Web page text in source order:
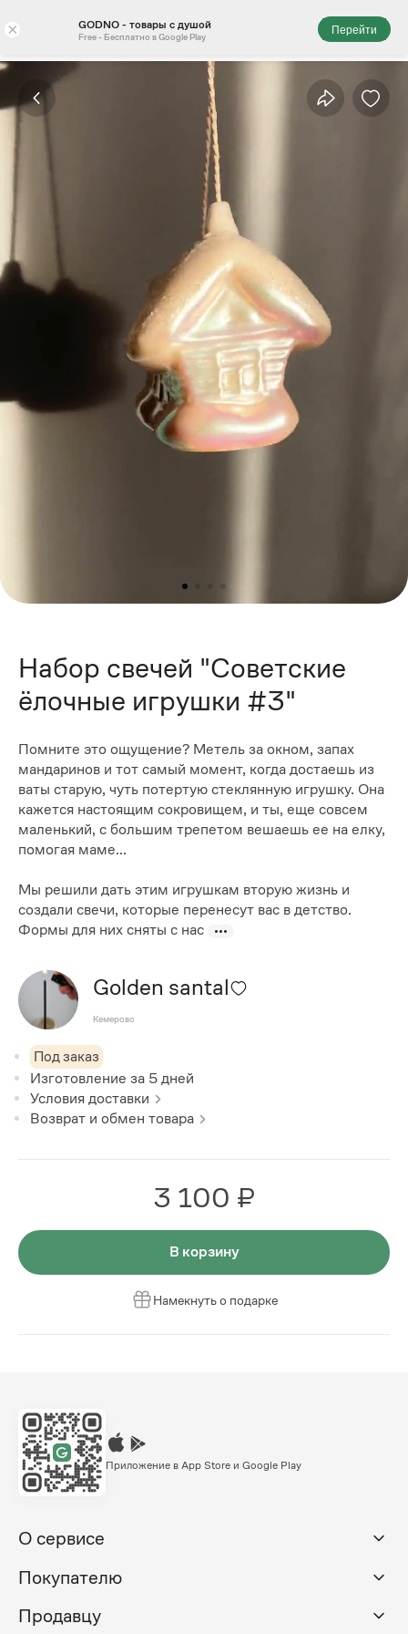
× GODNO - товары с душой
Free - Бесплатно в Google Play
Перейти
Набор свечей "Советские
ёлочные игрушки #3"
Помните это ощущение? Метель за окном, запах
мандаринов и тот самый момент, когда достаешь из
ваты старую, чуть потертую стеклянную игрушку. Она
кажется настоящим сокровищем, и ты, еще совсем
маленький, с большим трепетом вешаешь ее на елку,
помогая маме...
Мы решили дать этим игрушкам вторую жизнь и
создали свечи, которые перенесут вас в детство.
Формы для них сняты с нас
Golden santal
Кемерово
Под заказ
Изготовление за 5 дней
Условия доставки
Возврат и обмен товара
3 100 ₽
В корзину
Намекнуть о подарке
Приложение в App Store и Google Play
О сервисе
Покупателю
Продавцу